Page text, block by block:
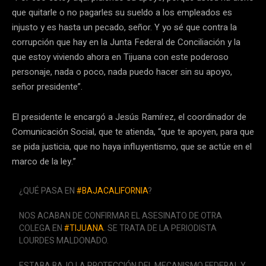
que quitarle o no pagarles su sueldo a los empleados es
injusto y es hasta un pecado, señor. Y yo sé que contra la
corrupción que hay en la Junta Federal de Conciliación y la
que estoy viviendo ahora en Tijuana con este poderoso
personaje, nada o poco, nada puedo hacer sin su apoyo,
señor presidente”.
El presidente le encargó a Jesús Ramírez, el coordinador de
Comunicación Social, que te atienda, “que te apoyen, para que
se pida justicia, que no haya influyentismo, que se actúe en el
marco de la ley.”
¿QUÉ PASA EN#BAJACALIFORNIA?
NOS ACABAN DE CONFIRMAR EL ASESINATO DE OTRA
COLEGA EN#TIJUANA. SE TRATA DE LA PERIODISTA
LOURDES MALDONADO.